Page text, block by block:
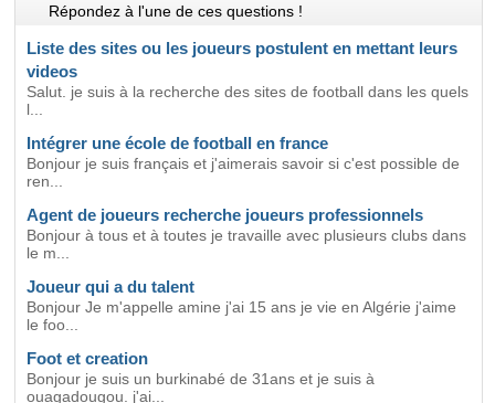
Répondez à l'une de ces questions !
Liste des sites ou les joueurs postulent en mettant leurs
videos
Salut. je suis à la recherche des sites de football dans les quels
l...
Intégrer une école de football en france
Bonjour je suis français et j'aimerais savoir si c'est possible de
ren...
Agent de joueurs recherche joueurs professionnels
Bonjour à tous et à toutes je travaille avec plusieurs clubs dans
le m...
Joueur qui a du talent
Bonjour Je m'appelle amine j'ai 15 ans je vie en Algérie j'aime
le foo...
Foot et creation
Bonjour je suis un burkinabé de 31ans et je suis à
ouagadougou. j'ai...